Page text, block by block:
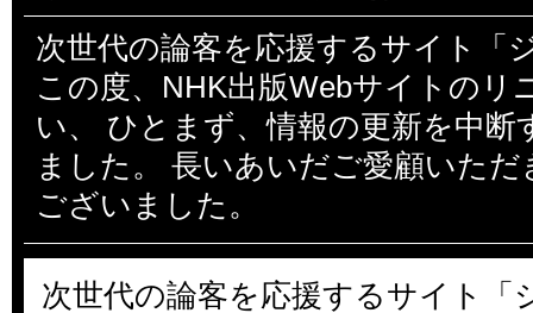
次世代の論客を応援するサイト「
この度、NHK出版Webサイトのリ
い、 ひとまず、情報の更新を中断
ました。 長いあいだご愛顧いた
ございました。
次世代の論客を応援するサイト「